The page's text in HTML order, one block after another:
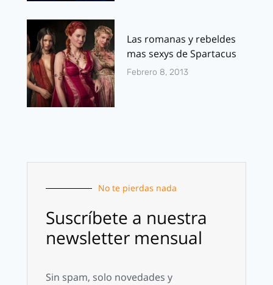
Las romanas y rebeldes
mas sexys de Spartacus
Febrero 8, 2013
No te pierdas nada
Suscríbete a nuestra
newsletter mensual
Sin spam, solo novedades y